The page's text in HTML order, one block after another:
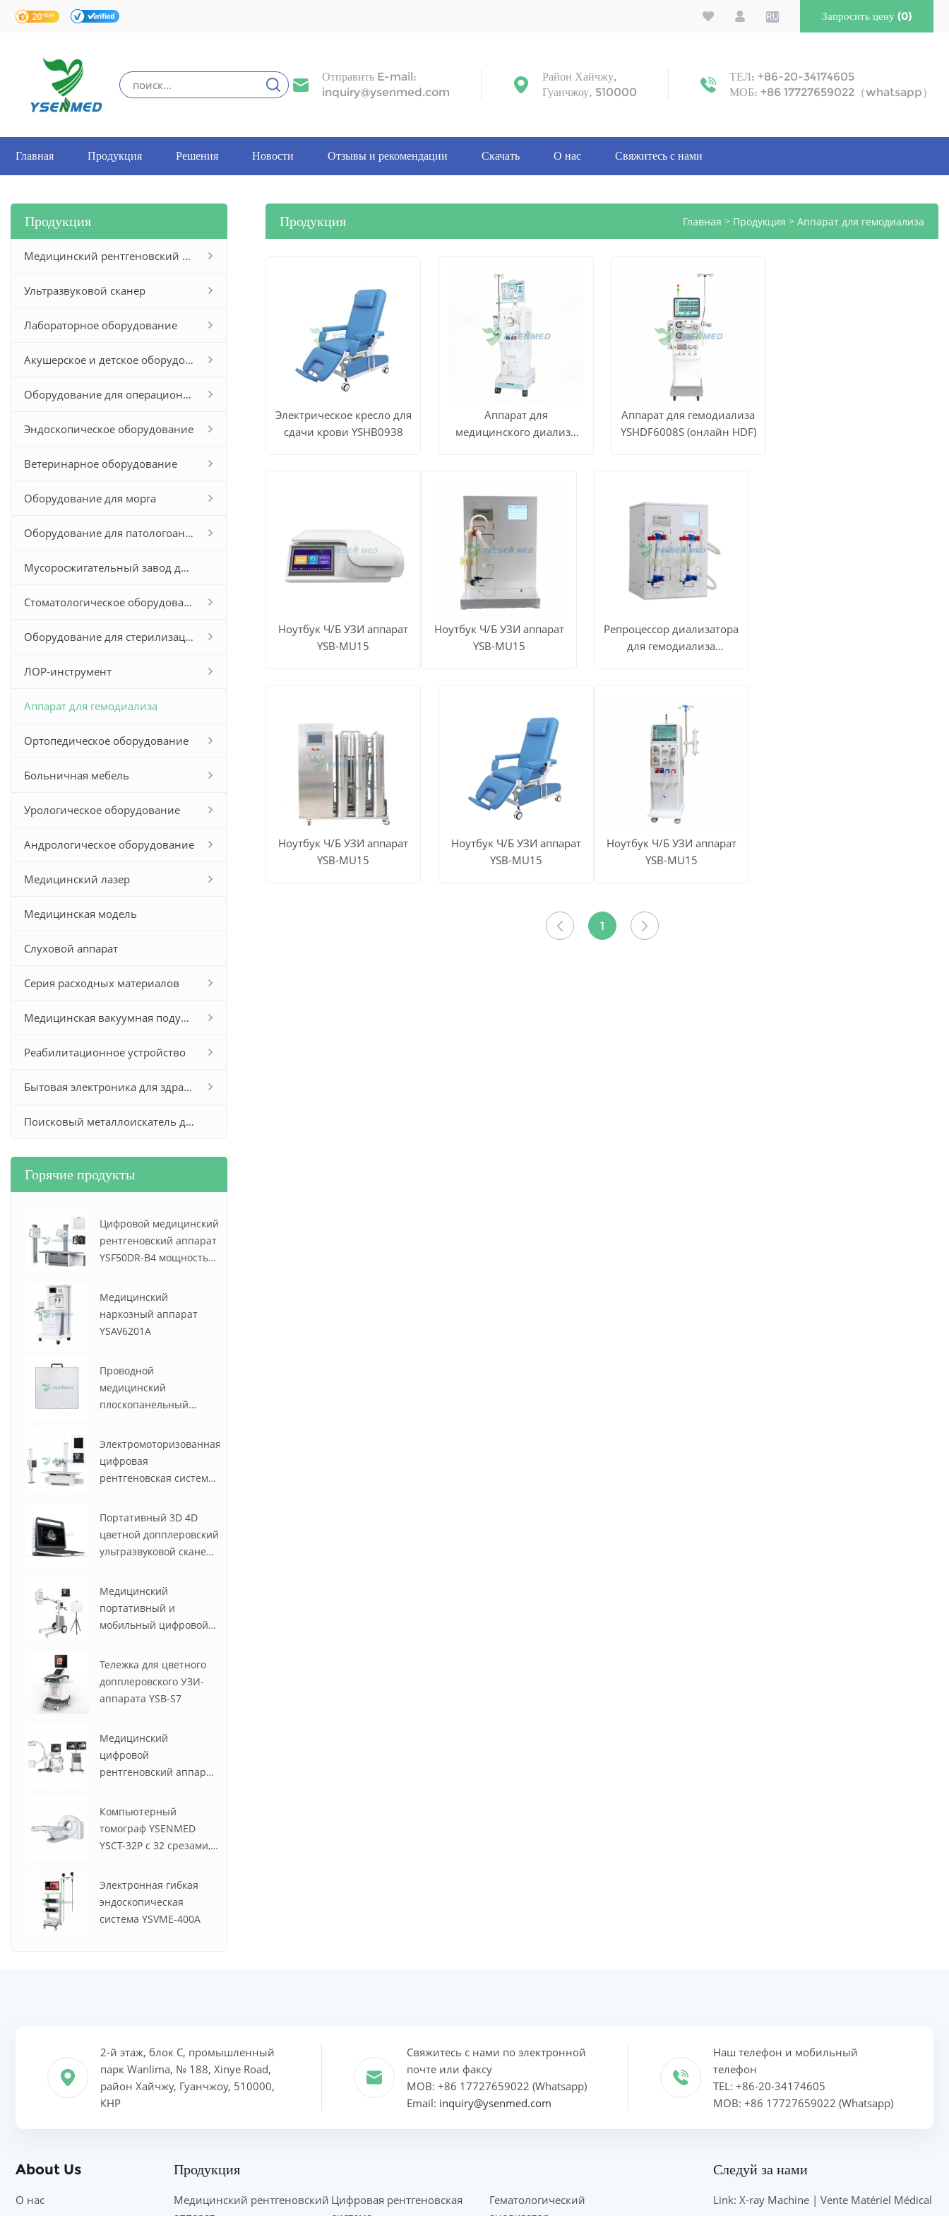
RU Запросить цену (0)
Отправить E-mail:
inquiry@ysenmed.com
Район Хайчжу,
Гуанчжоу, 510000
ТЕЛ: +86-20-34174605
МОБ: +86 17727659022（whatsapp）
Главная Продукция Решения Новости Отзывы и рекомендации Скачать О нас Свяжитесь с нами
Продукция
Медицинский рентгеновский аппарат
Ультразвуковой сканер
Лабораторное оборудование
Акушерское и детское оборудование
Оборудование для операционной
Эндоскопическое оборудование
Ветеринарное оборудование
Оборудование для морга
Оборудование для патологоанатомического исследования
Мусоросжигательный завод для больничных отходов
Стоматологическое оборудование
Оборудование для стерилизации
ЛОР-инструмент
Аппарат для гемодиализа
Ортопедическое оборудование
Больничная мебель
Урологическое оборудование
Андрологическое оборудование
Медицинский лазер
Медицинская модель
Слуховой аппарат
Серия расходных материалов
Медицинская вакуумная подушка
Реабилитационное устройство
Бытовая электроника для здравоохранения
Поисковый металлоискатель для золота и серебра
Горячие продукты
Цифровой медицинский
рентгеновский аппарат
YSF50DR-B4 мощностью
Медицинский
наркозный аппарат
YSAV6201A
Проводной
медицинский
плоскопанельный
YSFPD4343R
Электромоторизованная
цифровая
рентгеновская система
мощностью 50 кВт и
Портативный 3D 4D
цветной допплеровский
ультразвуковой сканер
M30
Медицинский
портативный и
мобильный цифровой
YSX056-PE (YSF056DR-A)
мощностью 5,6 кВт, 100
Тележка для цветного
допплеровского УЗИ-
аппарата YSB-S7
Медицинский
цифровой
рентгеновский аппарат
Компьютерный
томограф YSENMED
YSCT-32P с 32 срезами,
Электронная гибкая
эндоскопическая
система YSVME-400A
Продукция Главная > Продукция > Аппарат для гемодиализа
Электрическое кресло для
сдачи крови YSHB0938
ПРОДУКТЫ
Аппарат для
медицинского диализа
ПРОДУКТЫ
Аппарат для гемодиализа
YSHDF6008S (онлайн HDF)
Ноутбук Ч/Б УЗИ аппарат
YSB-MU15
Ноутбук Ч/Б УЗИ аппарат
YSB-MU15
Репроцессор диализатора
для гемодиализа
Ноутбук Ч/Б УЗИ аппарат
YSB-MU15
Ноутбук Ч/Б УЗИ аппарат
YSB-MU15
ПРОДУКТЫ
Ноутбук Ч/Б УЗИ аппарат
YSB-MU15
1
2-й этаж, блок C, промышленный
парк Wanlima, № 188, Xinye Road,
район Хайчжу, Гуанчжоу, 510000,
КНР
Свяжитесь с нами по электронной
почте или факсу
MOB: +86 17727659022 (Whatsapp)
Email: inquiry@ysenmed.com
Наш телефон и мобильный
телефон
TEL: +86-20-34174605
MOB: +86 17727659022 (Whatsapp)
About Us
О нас
Продукция
Медицинский рентгеновский Цифровая рентгеновская
Гематологический
Следуй за нами
Link: X-ray Machine | Vente Matériel Médical